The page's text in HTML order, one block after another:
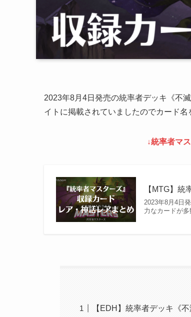
2023年8月4日発売の統率者デッキ《不
イトに掲載されていましたのでカード名
↓統率者マ
【MTG】
2023年8月4日
力なカードが
【EDH】統率者デッキ《